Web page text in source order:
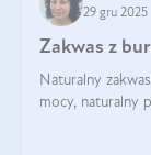
29 gru 2025
Zakwas z
Naturalny
mocy, naturalny